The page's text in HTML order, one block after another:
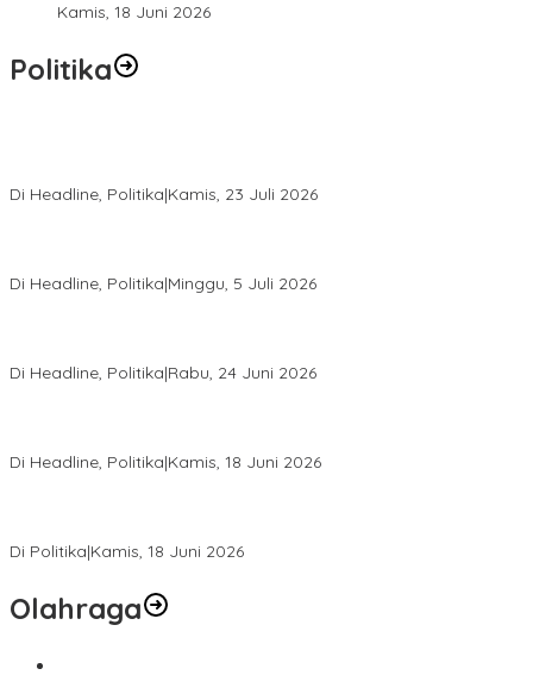
Kamis, 18 Juni 2026
Politika
Di Headline, Politika|Kamis, 23 Juli 2026
Di Headline, Politika|Minggu, 5 Juli 2026
Di Headline, Politika|Rabu, 24 Juni 2026
Di Headline, Politika|Kamis, 18 Juni 2026
Di Politika|Kamis, 18 Juni 2026
Olahraga